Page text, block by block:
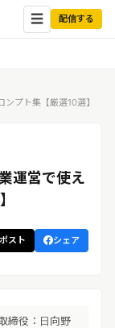
☰ 配信する
プト集【厳選10選】
運営で使え
ポスト シェア
締役：日向野